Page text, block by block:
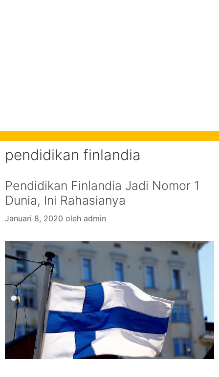
pendidikan finlandia
Pendidikan Finlandia Jadi Nomor 1
Dunia, Ini Rahasianya
Januari 8, 2020 oleh admin